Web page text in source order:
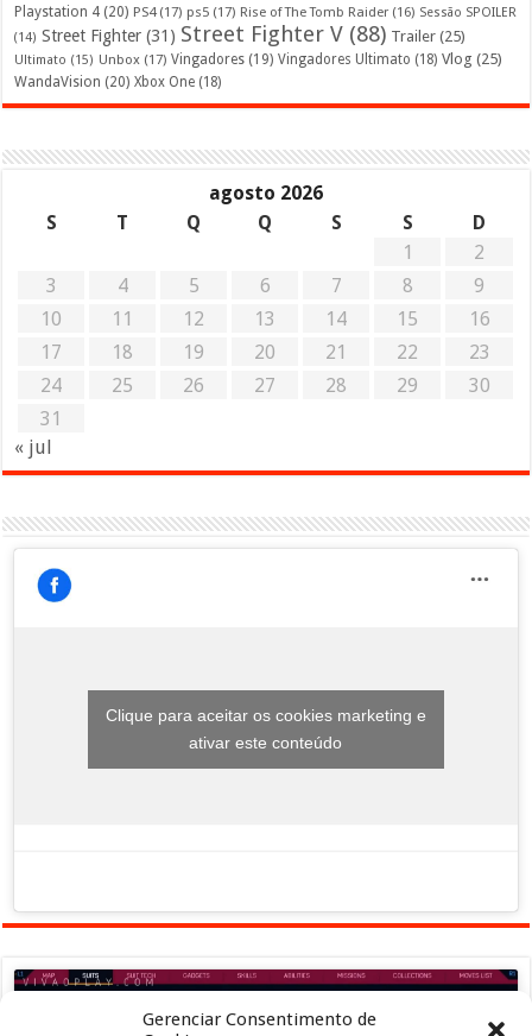
Gerenciar Consentimento de
Playstation 4 (20) PS4(17) ps5 (17) Rise of The Tomb Raider (16) Sessão SPOILER
(14) Street Fighter (31) Street Fighter V (88) Trailer (25)
Ultimato (15) Unbox (17) Vingadores (19) Vingadores Ultimato (18) Vlog (25)
WandaVision (20) Xbox One (18)
agosto 2026
S
T Q Q S S
D
1
2
3
4 5 6 7 8
9
10
11 12 13 14 15
16
17
18 19 20 21 22
23
24
25 26 27 28 29
30
31
« jul
Clique para aceitar os cookies marketing e
ativar este conteúdo